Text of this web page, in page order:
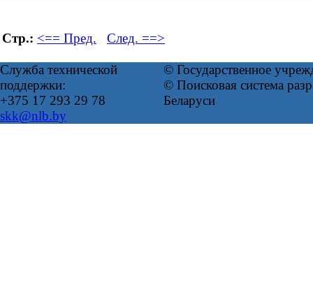
Стр.: <== Пред. След. ==>
Служба технической
поддержки:
+375 17 293 29 78
skk@nlb.by
© Государственное
© Поисковая система
Беларуси